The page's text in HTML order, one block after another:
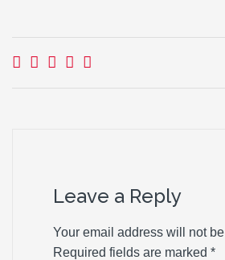
Leave a Reply
Your email address will not
Required fields are marked *